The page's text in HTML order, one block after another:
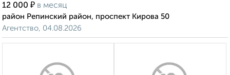
12 000 ₽ в месяц
район Репинский район, проспект Кирова 50
Агентство, 04.08.2026